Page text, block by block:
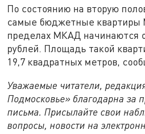
По состоянию на вторую
самые бюджетные квартиры
пределах МКАД начинаются
рублей. Площадь такой
19,7 квадратных метров,
Уважаемые читатели,
Подмосковье» благодарна за
письма. Присылайте свои
вопросы, новости на